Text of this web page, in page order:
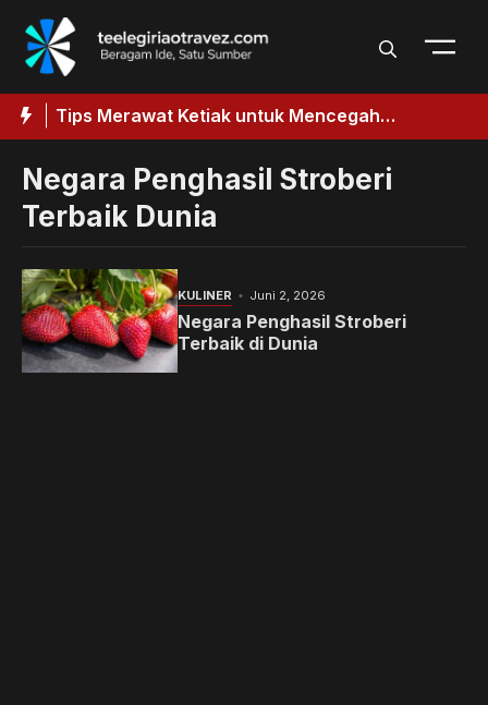
Langsung
Tips Merawat Ketiak untuk Mencegah
Penggelapan
Negara Penghasil Stroberi
Terbaik Dunia
KULINER Juni 2, 2026
Negara Penghasil Stroberi
Terbaik di Dunia